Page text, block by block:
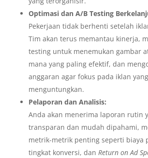
Optimasi dan A/B Testing
Pekerjaan tidak berhenti setelah
Tim akan terus memantau kinerja,
testing untuk menemukan gambar
mana yang paling efektif, dan
anggaran agar fokus pada iklan
menguntungkan.
Pelaporan dan Analisis:
Anda akan menerima laporan rutin
transparan dan mudah dipahami,
metrik-metrik penting seperti biaya
tingkat konversi, dan Return on Ad